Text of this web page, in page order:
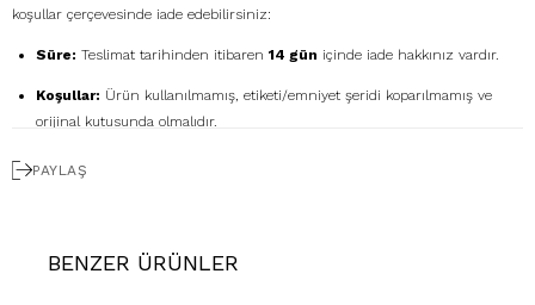
koşullar çerçevesinde iade edebilirsiniz:
Süre: Teslimat tarihinden itibaren 14 gün içinde iade hakkınız vardır.
Koşullar: Ürün kullanılmamış, etiketi/emniyet şeridi koparılmamış ve
orijinal kutusunda olmalıdır.
Geri Ödeme:
İadeniz onaylandıktan sonra kredi kartı ödemeleri 7 iş
PAYLAŞ
BENZER ÜRÜNLER